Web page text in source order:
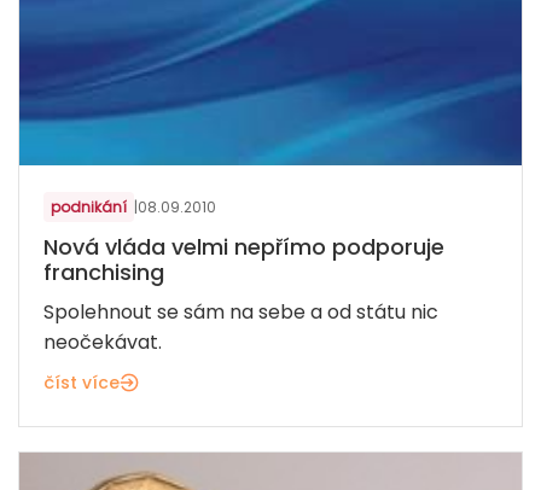
podnikání |08.09.2010
Nová vláda velmi nepřímo podporuje
franchising
Spolehnout se sám na sebe a od státu nic
neočekávat.
číst více